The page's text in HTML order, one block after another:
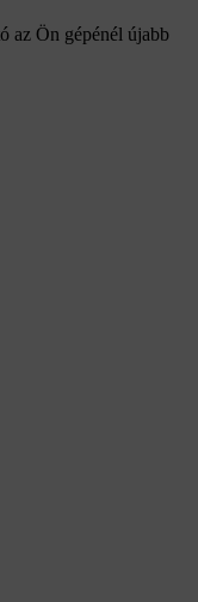
az Ön gépénél újabb